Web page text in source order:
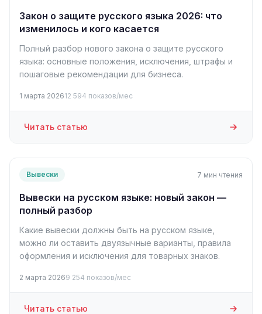
Закон о защите русского языка 2026: что
изменилось и кого касается
Полный разбор нового закона о защите русского
языка: основные положения, исключения, штрафы и
пошаговые рекомендации для бизнеса.
1 марта 202612 594 показов/мес
Читать статью
Вывески 7 мин чтения
Вывески на русском языке: новый закон —
полный разбор
Какие вывески должны быть на русском языке,
можно ли оставить двуязычные варианты, правила
оформления и исключения для товарных знаков.
2 марта 20269 254 показов/мес
Читать статью